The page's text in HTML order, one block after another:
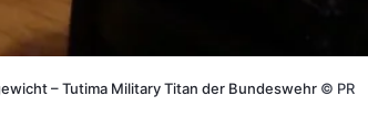
– Tutima Military Titan der Bundeswehr © PR